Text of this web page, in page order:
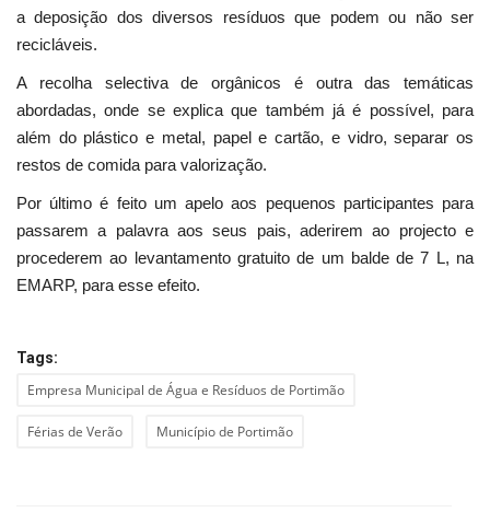
a deposição dos diversos resíduos que podem ou não ser
recicláveis.
A recolha selectiva de orgânicos é outra das temáticas
abordadas, onde se explica que também já é possível, para
além do plástico e metal, papel e cartão, e vidro, separar os
restos de comida para valorização.
Por último é feito um apelo aos pequenos participantes para
passarem a palavra aos seus pais, aderirem ao projecto e
procederem ao levantamento gratuito de um balde de 7 L, na
EMARP, para esse efeito.
Tags:
Empresa Municipal de Água e Resíduos de Portimão
Férias de Verão Município de Portimão